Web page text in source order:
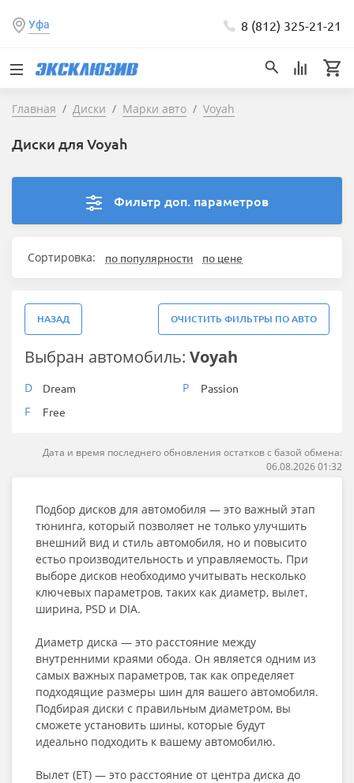
Уфа 8 (812) 325-21-21
Главная Диски Марки авто Voyah
Диски для Voyah
Фильтр доп. параметров
Сортировка: по популярности по цене
НАЗАД ОЧИСТИТЬ ФИЛЬТРЫ ПО АВТО
Выбран автомобиль: Voyah
D Dream
F Free
P Passion
Дата и время последнего обновления остатков с базой обмена:
06.08.2026 01:32
Подбор дисков для автомобиля — это важный этап
тюнинга, который позволяет не только улучшить
внешний вид и стиль автомобиля, но и повысито
естьо производительность и управляемость. При
выборе дисков необходимо учитывать несколько
ключевых параметров, таких как диаметр, вылет,
ширина, PSD и DIA.
Диаметр диска — это расстояние между
внутренними краями обода. Он является одним из
самых важных параметров, так как определяет
подходящие размеры шин для вашего автомобиля.
Подбирая диски с правильным диаметром, вы
сможете установить шины, которые будут
идеально подходить к вашему автомобилю.
Вылет (ET) — это расстояние от центра диска до